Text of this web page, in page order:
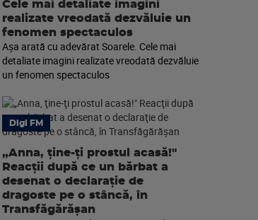
Cele mai detaliate imagini
realizate vreodată dezvăluie un
fenomen spectaculos
Așa arată cu adevărat Soarele. Cele mai
detaliate imagini realizate vreodată dezvăluie
un fenomen spectaculos
Digi FM
„Anna, ţine-ţi prostul acasă!"
Reacţii după ce un bărbat a
desenat o declaraţie de
dragoste pe o stâncă, în
Transfăgărăşan